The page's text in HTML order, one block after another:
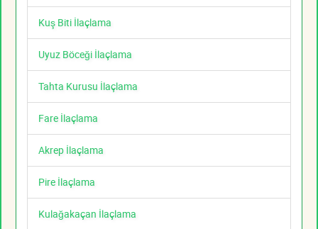
Kuş Biti İlaçlama
Uyuz Böceği İlaçlama
Tahta Kurusu İlaçlama
Fare İlaçlama
Akrep İlaçlama
Pire İlaçlama
Kulağakaçan İlaçlama